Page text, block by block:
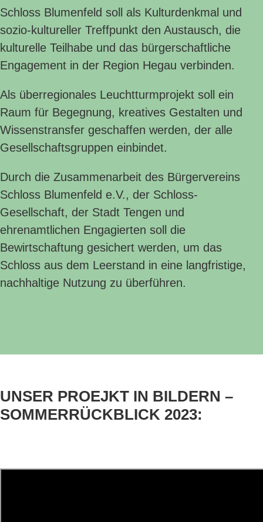
Schloss Blumenfeld soll als Kulturdenkmal und
sozio-kultureller Treffpunkt den Austausch, die
kulturelle Teilhabe und das bürgerschaftliche
Engagement in der Region Hegau verbinden.
Als überregionales Leuchtturmprojekt soll ein
Raum für Begegnung, kreatives Gestalten und
Wissenstransfer geschaffen werden, der alle
Gesellschaftsgruppen einbindet.
Durch die Zusammenarbeit des Bürgervereins
Schloss Blumenfeld e.V., der Schloss-
Gesellschaft, der Stadt Tengen und
ehrenamtlichen Engagierten soll die
Bewirtschaftung gesichert werden, um das
Schloss aus dem Leerstand in eine langfristige,
nachhaltige Nutzung zu überführen.
UNSER PROEJKT IN BILDERN –
SOMMERRÜCKBLICK 2023: